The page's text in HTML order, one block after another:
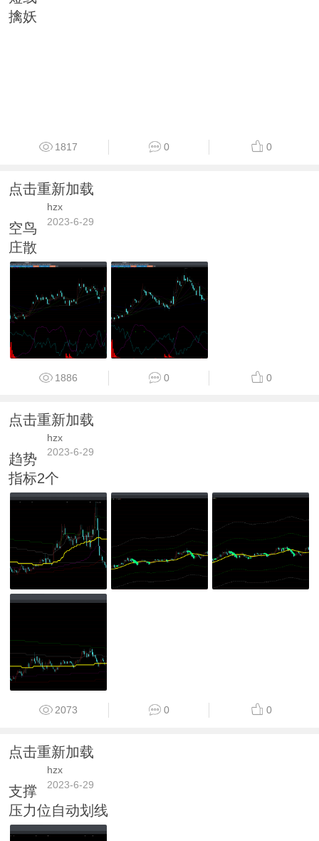
擒妖
1817 0 0
点击重新加载
hzx
2023-6-29
空鸟
庄散
1886 0 0
点击重新加载
hzx
2023-6-29
趋势
指标2个
2073 0 0
点击重新加载
hzx
2023-6-29
支撑
压力位自动划线